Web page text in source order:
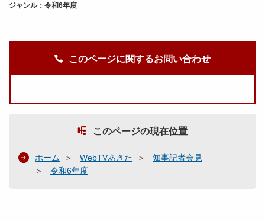
ジャンル：令和6年度
このページに関するお問い合わせ
このページの現在位置
ホーム WebTVあきた
知事記者会見
令和6年度